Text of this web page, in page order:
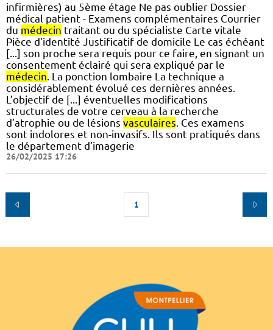
infirmières) au 5ème étage Ne pas oublier Dossier
médical patient - Examens complémentaires Courrier
du médecin traitant ou du spécialiste Carte vitale
Pièce d'identité Justificatif de domicile Le cas échéant
[...] son proche sera requis pour ce faire, en signant un
consentement éclairé qui sera expliqué par le
médecin . La ponction lombaire La technique a
considérablement évolué ces dernières années.
L’objectif de [...] éventuelles modifications
structurales de votre cerveau à la recherche
d’atrophie ou de lésions vasculaires . Ces examens
sont indolores et non-invasifs. Ils sont pratiqués dans
le département d’imagerie
26/02/2025 17:26
1